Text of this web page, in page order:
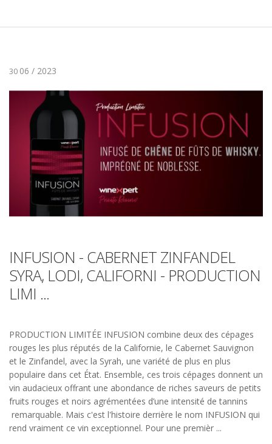
30 06 / 2023
INFUSION - CABERNET ZINFANDEL
SYRA, LODI, CALIFORNI - PRODUCTION
LIMI ...
PRODUCTION LIMITÉE INFUSION combine deux des cépages
rouges les plus réputés de la Californie, le Cabernet Sauvignon
et le Zinfandel, avec la Syrah, une variété de plus en plus
populaire dans cet État. Ensemble, ces trois cépages donnent un
vin audacieux offrant une abondance de riches saveurs de petits
fruits rouges et noirs agrémentées d’une intensité de tannins
remarquable. Mais c'est l'histoire derrière le nom INFUSION qui
rend vraiment ce vin exceptionnel. Pour une premièr ...